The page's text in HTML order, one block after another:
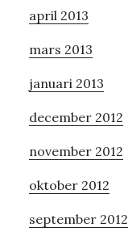
april 2013
mars 2013
januari 2013
december 2012
november 2012
oktober 2012
september 2012